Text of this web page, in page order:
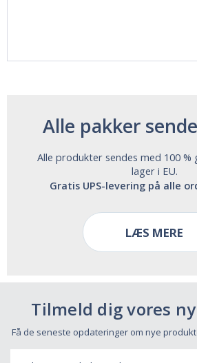
Alle pakker
Alle produkter sendes med 100 %
lager i EU.
Gratis UPS-levering på alle
LÆS MERE
Tilmeld dig vores
Få de seneste opdateringer om nye